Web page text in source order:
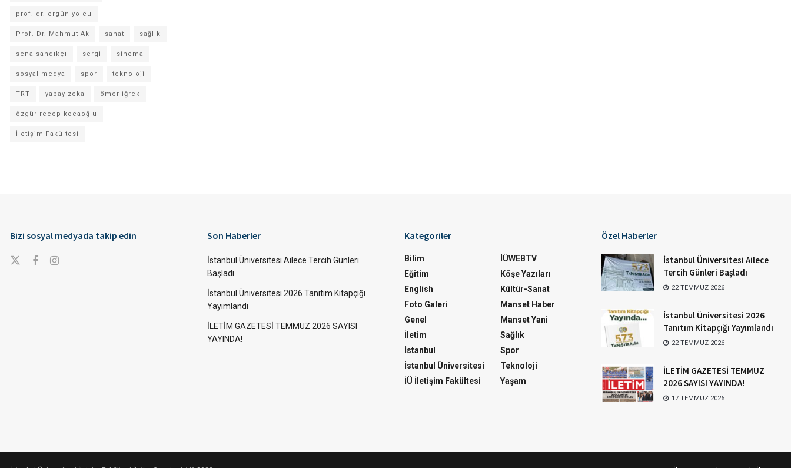
prof. dr. ergün yolcu
Prof. Dr. Mahmut Ak sanat sağlık
sena sandıkçı sergi sinema
sosyal medya spor teknoloji
TRT yapay zeka ömer iğrek
özgür recep kocaoğlu
İletişim Fakültesi
Bizi sosyal medyada takip edin Son Haberler
İstanbul Üniversitesi Ailece Tercih Günleri
Başladı
İstanbul Üniversitesi 2026 Tanıtım Kitapçığı
Yayımlandı
İLETİM GAZETESİ TEMMUZ 2026 SAYISI
YAYINDA!
Kategoriler
Bilim
Eğitim
English
Foto Galeri
Genel
İletim
İstanbul
İstanbul Üniversitesi
İÜ İletişim Fakültesi
İÜWEBTV
Köşe Yazıları
Kültür-Sanat
Manset Haber
Manset Yani
Sağlık
Spor
Teknoloji
Yaşam
Özel Haberler
İstanbul Üniversitesi Ailece
Tercih Günleri Başladı
22 TEMMUZ 2026
İstanbul Üniversitesi 2026
Tanıtım Kitapçığı Yayımlandı
22 TEMMUZ 2026
İLETİM GAZETESİ TEMMUZ
2026 SAYISI YAYINDA!
17 TEMMUZ 2026